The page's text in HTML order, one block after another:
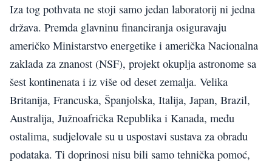
Iza tog pothvata ne stoji samo jedan laboratorij ni jedna
država. Premda glavninu financiranja osiguravaju
američko Ministarstvo energetike i američka Nacionalna
zaklada za znanost (NSF), projekt okuplja astronome sa
šest kontinenata i iz više od deset zemalja. Velika
Britanija, Francuska, Španjolska, Italija, Japan, Brazil,
Australija, Južnoafrička Republika i Kanada, među
ostalima, sudjelovale su u uspostavi sustava za obradu
podataka. Ti doprinosi nisu bili samo tehnička pomoć,